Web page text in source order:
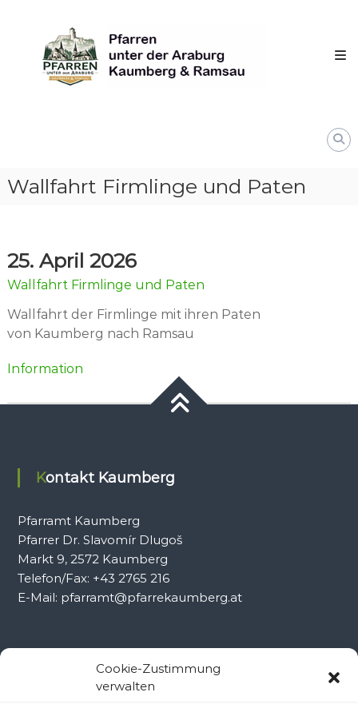
Cookie-Zustimmung
verwalten
content
unter
derAraburg
Kaumberg
Wallfahrt Firmlinge und Paten
25. April 2026
Wallfahrt Firmlinge und Paten
Wallfahrt der Firmlinge mit ihren Paten
von Kaumberg nach Ramsau
Information
Kontakt Kaumberg
Pfarramt Kaumberg
Pfarrer Dr. Slavomír Dlugoš
Markt 9, 2572 Kaumberg
Telefon/Fax: +43 2765 216
E-Mail: pfarramt@pfarrekaumberg.at
Kontakt Ramsau